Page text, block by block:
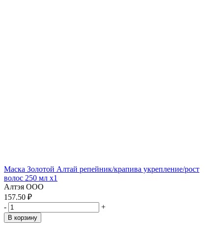
Маска Золотой Алтай репейник/крапива укрепление/рост
волос 250 мл x1
Алтэя ООО
157.50 ₽
-
+
В корзину